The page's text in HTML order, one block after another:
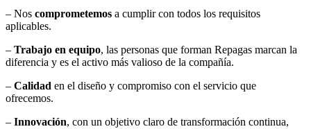
– Nos comprometemos a cumplir con todos los requisitos
aplicables.
– Trabajo en equipo, las personas que forman Repagas marcan la
diferencia y es el activo más valioso de la compañía.
– Calidad en el diseño y compromiso con el servicio que
ofrecemos.
– Innovación, con un objetivo claro de transformación continua,